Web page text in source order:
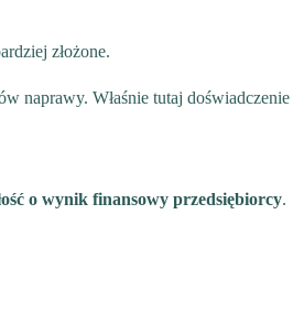
złożone.
naprawy. Właśnie tutaj doświadczenie
o wynik finansowy przedsiębiorcy.